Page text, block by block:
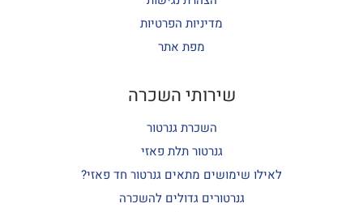
מדיניות הפרטיות
מפת אתר
שירותי השכרה
השכרת גנרטור
גנרטור תלת פאזי
לאילו שימושים מתאים גנרטור חד פאזי?
גנרטורים גדולים להשכרה